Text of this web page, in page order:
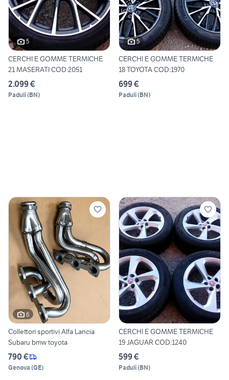
5
CERCHI E GOMME TERMICHE
21 MASERATI COD:2051
2.099 €
Paduli(BN)
5
CERCHI E GOMME TERMICHE
18 TOYOTA COD:1970
699 €
Paduli(BN)
6
Collettori sportivi Alfa Lancia
Subaru bmw toyota
790 €
Genova (GE)
CERCHI E GOMME TERMICHE
19 JAGUAR COD:1240
599 €
Paduli(BN)